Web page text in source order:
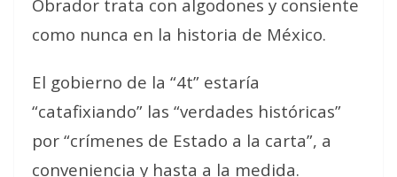
Obrador trata con algodones y consiente
como nunca en la historia de México.
El gobierno de la “4t” estaría
“catafixiando” las “verdades históricas”
por “crímenes de Estado a la carta”, a
conveniencia y hasta a la medida.